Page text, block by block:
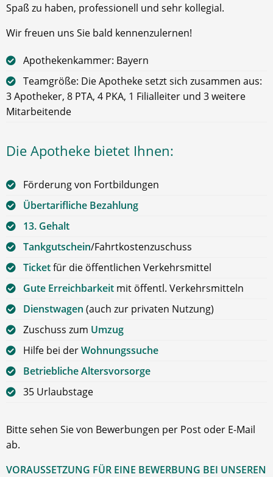
Spaß zu haben, professionell und sehr kollegial.
Wir freuen uns Sie bald kennenzulernen!
Apothekenkammer: Bayern
Teamgröße: Die Apotheke setzt sich zusammen aus:
3 Apotheker, 8 PTA, 4 PKA, 1 Filialleiter und 3 weitere
Mitarbeitende
Die Apotheke bietet Ihnen:
Förderung von Fortbildungen
Übertarifliche Bezahlung
13. Gehalt
Tankgutschein/Fahrtkostenzuschuss
Ticketfür die öffentlichen Verkehrsmittel
Gute Erreichbarkeit mit öffentl. Verkehrsmitteln
Dienstwagen (auch zur privaten Nutzung)
Zuschuss zum Umzug
Hilfe bei derWohnungssuche
Betriebliche Altersvorsorge
35 Urlaubstage
Bitte sehen Sie von Bewerbungen per Post oder E-Mail
ab.
VORAUSSETZUNG FÜR EINE BEWERBUNG BEI UNSEREN